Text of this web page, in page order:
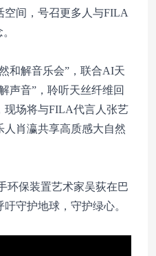
空间，号召更多人与FILA
和解音乐会”，联合AI天
声音”，聆听天丝纤维回
现场将与FILA代言人张艺
人肖瀛共享高质感大自然
环保装置艺术家吴荻在巴
守护地球，守护绿心。